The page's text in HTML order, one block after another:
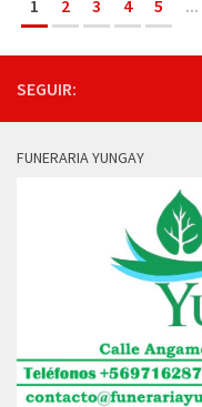
1 2 3 4 5 ...
SEGUIR:
FUNERARIA YUNGAY